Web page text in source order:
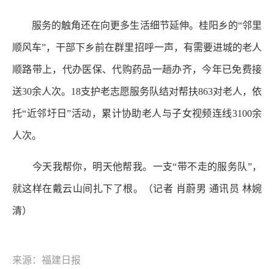
服务的触角还在向更多生活细节延伸。桂阳乡的“邻里
顺风车”，干部下乡前在群里招呼一声，有需要进城的老人
顺路带上，代办医保、代购药品一趟办齐，今年已免费接
送30余人次。18支护老志愿服务队结对帮扶863对老人，依
托“近邻圩日”活动，累计协助老人与子女视频连线3100余
人次。
今天我帮你，明天他帮我。一支“带不走的服务队”，
就这样在戴云山间扎下了根。（记者 肖蔚男 通讯员 林婉
清）
来源：福建日报